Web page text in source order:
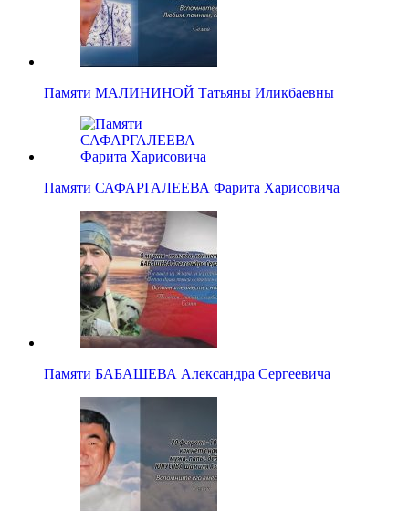
Памяти МАЛИНИНОЙ Татьяны Иликбаевны
Памяти САФАРГАЛЕЕВА Фарита Харисовича
Памяти БАБАШЕВА Александра Сергеевича